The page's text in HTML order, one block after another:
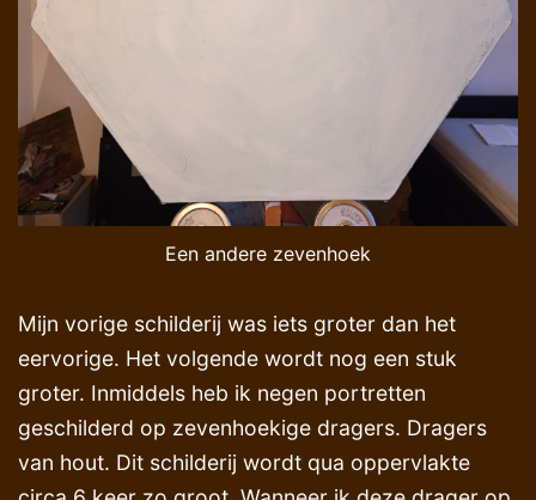
Een andere zevenhoek
Mijn vorige schilderij was iets groter dan het
eervorige. Het volgende wordt nog een stuk
groter. Inmiddels heb ik negen portretten
geschilderd op zevenhoekige dragers. Dragers
van hout. Dit schilderij wordt qua oppervlakte